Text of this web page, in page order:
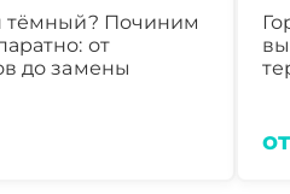
тёмный? Починим
от
до замены